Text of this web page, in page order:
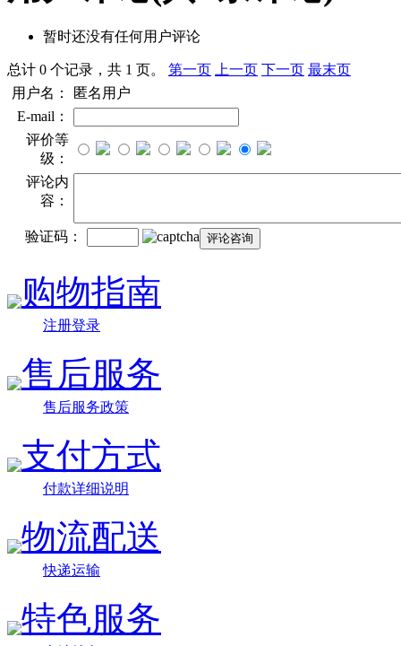
暂时还没有任何用户评论
总计 0 个记录，共 1 页。 第一页 上一页 下一页 最末页
用户名：
匿名用户
E-mail：
评价等
级：
评论内
容：
验证码：
购物指南
注册登录
售后服务
售后服务政策
支付方式
付款详细说明
物流配送
快递运输
特色服务